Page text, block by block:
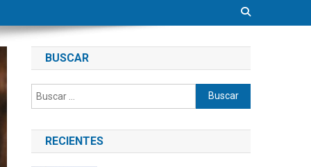
BUSCAR
Buscar:
RECIENTES